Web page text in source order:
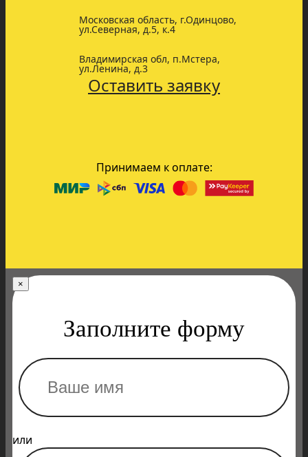
Московская область, г.Одинцово,
ул.Северная, д.5, к.4
Владимирская обл, п.Мстера,
ул.Ленина, д.3
Оставить заявку
Принимаем к оплате:
×
Заполните форму
или